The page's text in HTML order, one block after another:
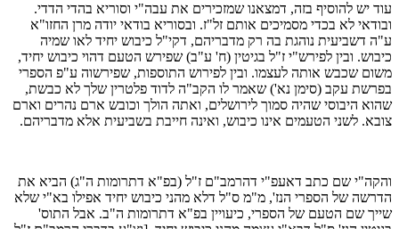
עוד יש להוסיף בזה, דמצאנו שמזכירים את עבה"י וסוריא בהדי הדדי.
ובודאי לא בכדי מסמיכים אותם זל"ז. ובסוריא בודאי יודה מרן החזו"א
ע"ה דשביעית נוהגת בה רק מדבריהם, דקי"ל כיבוש יחיד לאו שמיה
כיבוש. ובין לפירש"י ז"ל בגיטין (ח' ע"ב) שפירש הטעם דהוי כיבוש יחיד,
משום שכבש אותה לעצמו. ובין לפירוש התוספות, שפירשוה ע"פ הספרי
בפרשת עקב (סימן נא') שאמר לו הקב"ה לדוד פלטרין שלך לא כבשת,
שהוא היבוסי שהיה סמוך לירושלים, ואתה הולך וכובש ארם נהרים וארם
צובא. לשני הטעמים אינו כיבוש, ואינה חייבת בשביעית אלא מדבריהם.
והקה"י שם כתב דאעפ"י דהרמב"ם ז"ל (בפ"א דתרומות ה"ג) הביא את
הדרשה של הספרי הנז', מ"מ ס"ל דלא מהני כיבוש יחיד אפילו בא"י שלא
שייך שם הטעם של הספרי, כיעויין בפ"א דתרומות ה"ב. אבל התוס'